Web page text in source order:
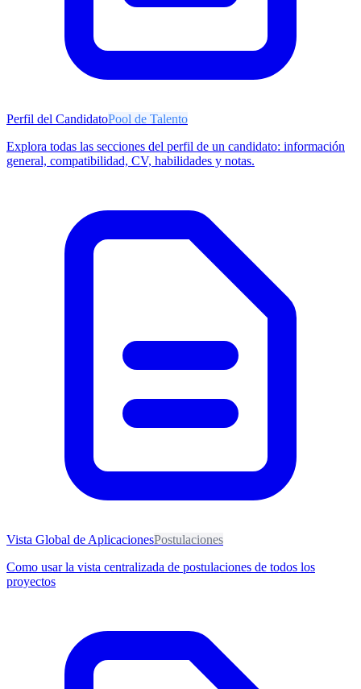
Perfil del CandidatoPool de Talento
Explora todas las secciones del perfil de un candidato: información
general, compatibilidad, CV, habilidades y notas.
Vista Global de AplicacionesPostulaciones
Como usar la vista centralizada de postulaciones de todos los
proyectos